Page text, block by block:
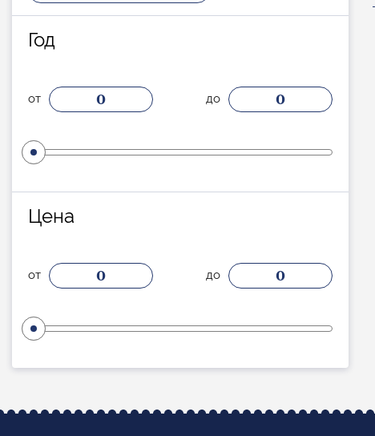
Год
от 0 до 0
Цена
от 0 до 0